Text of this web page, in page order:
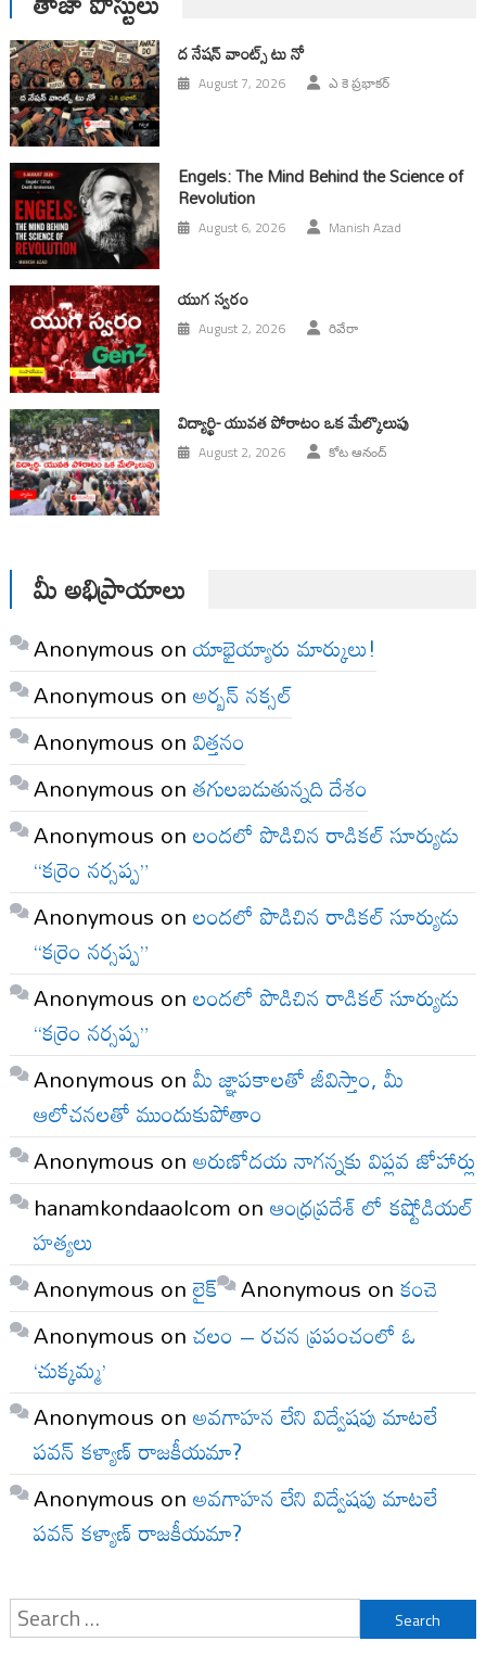
ద నేషన్ వాంట్స్ టు నో
August 7, 2026 ఎ కె ప్రభాకర్
Engels: The Mind Behind the Science of
Revolution
August 6, 2026 Manish Azad
యుగ స్వ‌రం
August 2, 2026 రివేరా
విద్యార్థి- యువత పోరాటం ఒక మేల్కొలుపు
August 2, 2026 కోట ఆనంద్
మీ అభిప్రాయాలు
Anonymous onయాభైయ్యారు మార్కులు!
Anonymous onఅర్బన్ నక్సల్
Anonymous onవిత్తనం
Anonymous onతగులబడుతున్నది దేశం
Anonymous onలందలో పొడిచిన రాడికల్ సూర్యుడు
“కర్రెం నర్సప్ప”
Anonymous onలందలో పొడిచిన రాడికల్ సూర్యుడు
“కర్రెం నర్సప్ప”
Anonymous onలందలో పొడిచిన రాడికల్ సూర్యుడు
“కర్రెం నర్సప్ప”
Anonymous onమీ జ్ఞాపకాలతో జీవిస్తాం, మీ
ఆలోచనలతో ముందుకుపోతాం
Anonymous onఅరుణోదయ నాగన్నకు విప్లవ జోహార్లు
hanamkondaaolcom onఆంధ్రప్రదేశ్ లో కష్టోడియల్
హత్యలు
Anonymous onలైక్ Anonymous onకంచె
Anonymous onచలం – రచన ప్రపంచంలో ఓ
‘చుక్కమ్మ’
Anonymous onఅవగాహన లేని విద్వేషపు మాటలే
పవన్ కళ్యాణ్ రాజకీయమా?
Anonymous onఅవగాహన లేని విద్వేషపు మాటలే
పవన్ కళ్యాణ్ రాజకీయమా?
Search